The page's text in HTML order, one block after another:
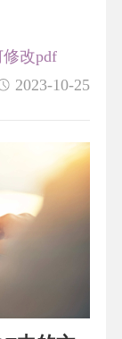
2023-10-25
改pdf